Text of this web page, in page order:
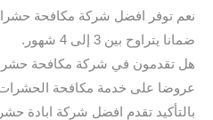
نعم توفر افضل شركة مكافحة
ضمانا يتراوح بين 3 إلى 4 شهور.
هل تقدمون في شركة مكافحة
عروضا على خدمة مكافحة
بالتأكيد تقدم افضل شركة ابادة